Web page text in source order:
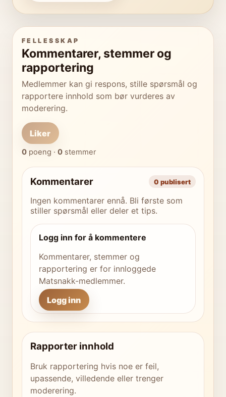
FELLESSKAP
Kommentarer, stemmer og
rapportering
Medlemmer kan gi respons, stille spørsmål og
rapportere innhold som bør vurderes av
moderering.
Liker
0poeng · 0stemmer
Kommentarer 0 publisert
Ingen kommentarer ennå. Bli første som
stiller spørsmål eller deler et tips.
Logg inn for å kommentere
Kommentarer, stemmer og
rapportering er for innloggede
Matsnakk-medlemmer.
Logg inn
Rapporter innhold
Bruk rapportering hvis noe er feil,
upassende, villedende eller trenger
moderering.